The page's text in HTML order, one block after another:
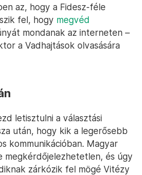
az, hogy a Fidesz-féle
fel, hogy megvéd
mondanak az interneten –
a Vadhajtások olvasására
letisztulni a választási
után, hogy kik a legerősebb
kommunikációban. Magyar
megkérdőjelezhetetlen, és úgy
zárkózik fel mögé Vitézy